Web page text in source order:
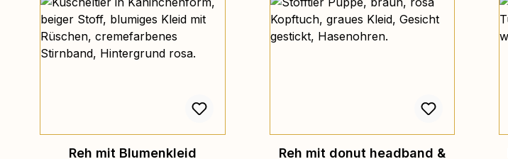
Reh mit Blumenkleid
Reh mit donut headband &